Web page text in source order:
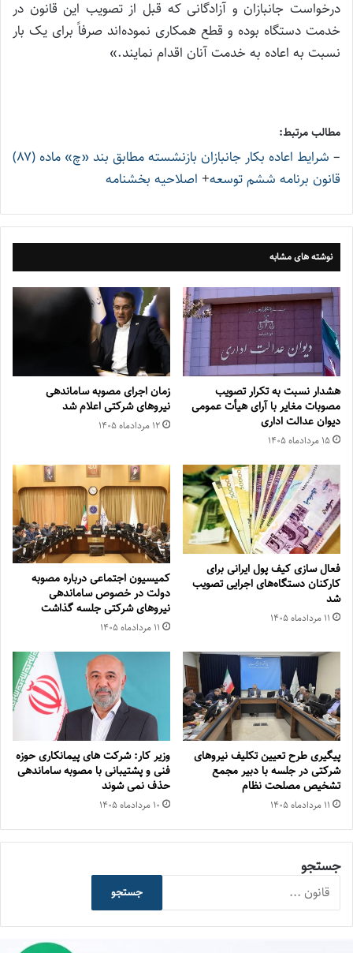
درخواست جانبازان و آزادگانی که قبل از تصویب این قانون در
خدمت دستگاه بوده و قطع همکاری نموده‌اند صرفاً برای یک بار
نسبت به اعاده به خدمت آنان اقدام نمایند.»
مطالب مرتبط:
–
شرایط اعاده بکار جانبازان بازنشسته مطابق بند «چ» ماده (۸۷)
قانون برنامه ششم توسعه+ اصلاحیه بخشنامه
نوشته های مشابه
هشدار نسبت به تکرار تصویب
مصوبات مغایر با آرای هیأت عمومی
دیوان عدالت اداری
۱۵ مرداد‌ماه ۱۴۰۵
زمان اجرای مصوبه ساماندهی
نیروهای شرکتی اعلام شد
۱۲ مرداد‌ماه ۱۴۰۵
فعال سازی کیف پول ایرانی برای
کارکنان دستگاه‌های اجرایی تصویب
شد
۱۱ مرداد‌ماه ۱۴۰۵
کمیسیون اجتماعی درباره مصوبه
دولت در خصوص ساماندهی
نیروهای شرکتی جلسه گذاشت
۱۱ مرداد‌ماه ۱۴۰۵
پیگیری طرح تعیین تکلیف نیروهای
شرکتی در جلسه با دبیر مجمع
تشخیص مصلحت نظام
۱۱ مرداد‌ماه ۱۴۰۵
وزیر کار: شرکت های پیمانکاری حوزه
فنی و پشتیبانی با مصوبه ساماندهی
حذف نمی شوند
۱۰ مرداد‌ماه ۱۴۰۵
جستجو
جستجو